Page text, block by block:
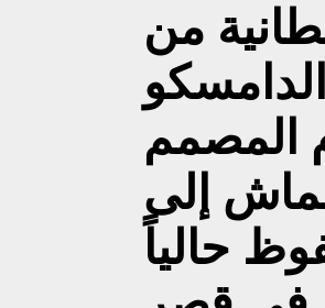
من
المصمم
إلى
حالياً